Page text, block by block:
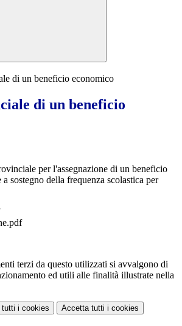
di un beneficio economico
di un beneficio
per l'assegnazione di un beneficio
sostegno della frequenza scolastica per
terzi da questo utilizzati si avvalgono di
ed utili alle finalità illustrate nella
tutti i cookies Accetta tutti i cookies